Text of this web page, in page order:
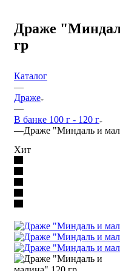
Драже
гр
Каталог
—
Драже
—
В банке 100 г - 120 г
—Драже "Миндаль и
Хит